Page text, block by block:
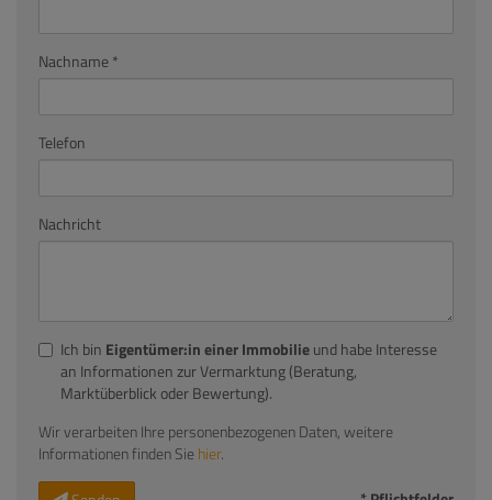
Nachname
Telefon
Nachricht
Ich bin Eigentümer:in einer Immobilieund habe Interesse
an Informationen zur Vermarktung (Beratung,
Marktüberblick oder Bewertung).
Wir verarbeiten Ihre personenbezogenen Daten, weitere
Informationen finden Siehier.